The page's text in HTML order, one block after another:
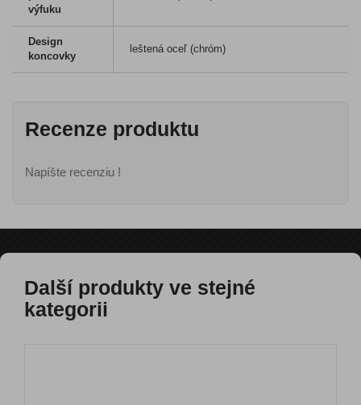
výfuku
Design
koncovky
leštená oceľ (chróm)
Recenze produktu
Napíšte recenziu !
Další produkty ve stejné
kategorii